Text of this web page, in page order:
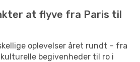
at flyve fra Paris til
oplevelser året rundt – fra
begivenheder til ro i